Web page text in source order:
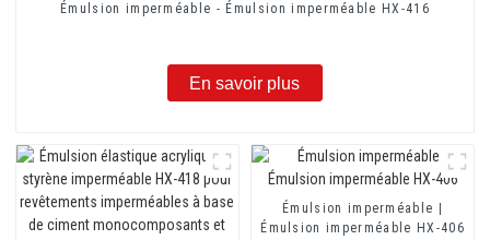
Émulsion imperméable - Émulsion imperméable HX-416
En savoir plus
Émulsion imperméable |
Émulsion imperméable HX-406